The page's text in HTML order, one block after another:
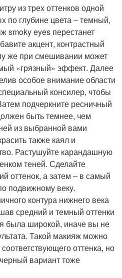
из трех оттенков одной
по глубине цвета – темный,
smoky eyes перестанет
акцент, контрастный
же при смешивании может
«грязный» эффект. Далее
особое внимание области
консилер, чтобы
подчеркните ресничный
быть темнее, чем
из выбранной вами
также каял и
Растушуйте карандашную
теней. Сделайте
оттенок, а затем – в самый
подвижному веку.
контура нижнего века
средний и темный оттенки
была широкой, иначе вы не
Такой макияж можно
оттенка, но
вариант тоже